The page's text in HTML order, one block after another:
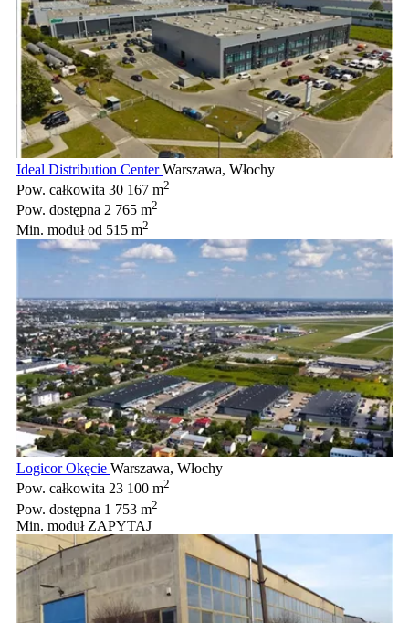
Ideal Distribution CenterWarszawa, Włochy
Pow. całkowita 30 167 m2
Pow. dostępna 2 765 m2
Min. modułod 515 m2
Logicor Okęcie Warszawa, Włochy
Pow. całkowita 23 100 m2
Pow. dostępna 1 753 m2
Min. moduł ZAPYTAJ